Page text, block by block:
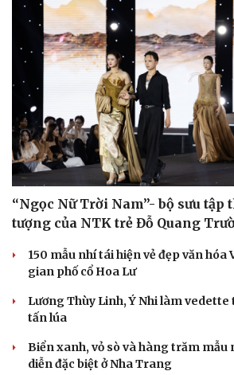
“Ngọc Nữ Trời Nam”- bộ sưu tập
tượng của NTK trẻ Đỗ Quang
150 mẫu nhí tái hiện vẻ đẹp văn
gian phố cổ Hoa Lư
Lương Thùy Linh, Ý Nhi làm
tấn lúa
Biển xanh, vỏ sò và hàng trăm mẫu
diễn đặc biệt ở Nha Trang